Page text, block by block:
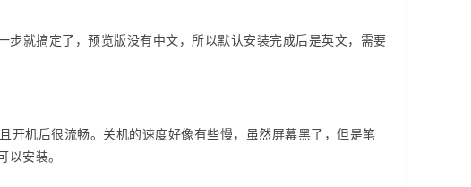
就搞定了，预览版没有中文，所以默认安装完成后是英文，需要
开机后很流畅。关机的速度好像有些慢，虽然屏幕黑了，但是笔
安装。